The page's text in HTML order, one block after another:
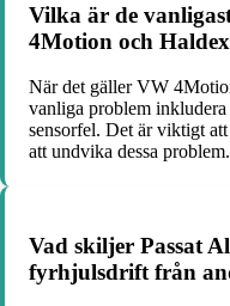
Vilka är de
4Motion och
När det gäller VW
vanliga problem
sensorfel. Det är viktigt
att undvika dessa problem.
Vad skiljer Passat
fyrhjulsdrift från